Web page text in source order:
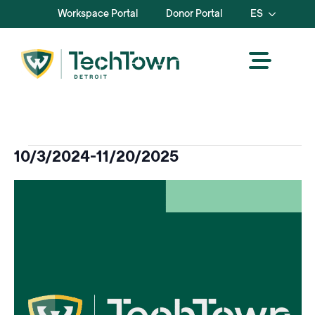
Workspace Portal Donor Portal ES
Eventos
10/3/2024-11/20/2025
la